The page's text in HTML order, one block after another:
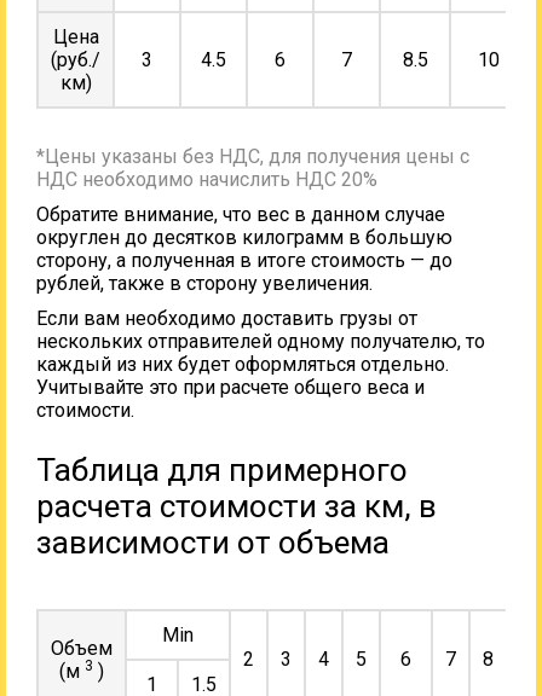
Цена
(руб./
км)
3 4.5 6 7 8.5 10
*Цены указаны без НДС, для получения цены с
НДС необходимо начислить НДС 20%
Обратите внимание, что вес в данном случае
округлен до десятков килограмм в большую
сторону, а полученная в итоге стоимость — до
рублей, также в сторону увеличения.
Если вам необходимо доставить грузы от
нескольких отправителей одному получателю, то
каждый из них будет оформляться отдельно.
Учитывайте это при расчете общего веса и
стоимости.
Таблица для примерного
расчета стоимости за км, в
зависимости от объема
Объем
(м 3 )
Min
2
3 4 5 6 7 8
1
1.5